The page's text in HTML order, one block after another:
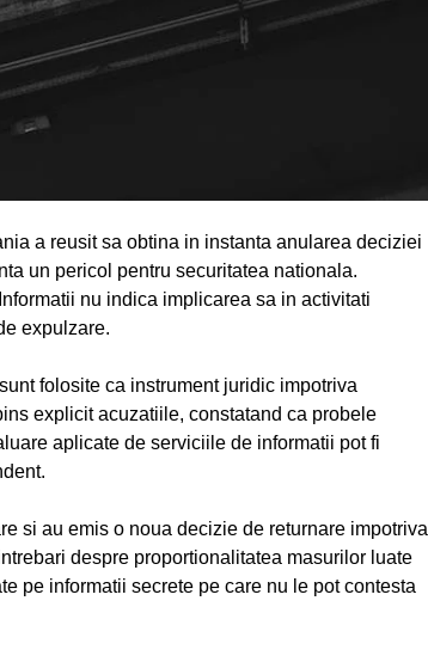
a reusit sa obtina in instanta anularea deciziei
un pericol pentru securitatea nationala.
nu indica implicarea sa in activitati
expulzare.
folosite ca instrument juridic impotriva
explicit acuzatiile, constatand ca probele
aplicate de serviciile de informatii pot fi
si au emis o noua decizie de returnare impotriva
despre proportionalitatea masurilor luate
pe informatii secrete pe care nu le pot contesta